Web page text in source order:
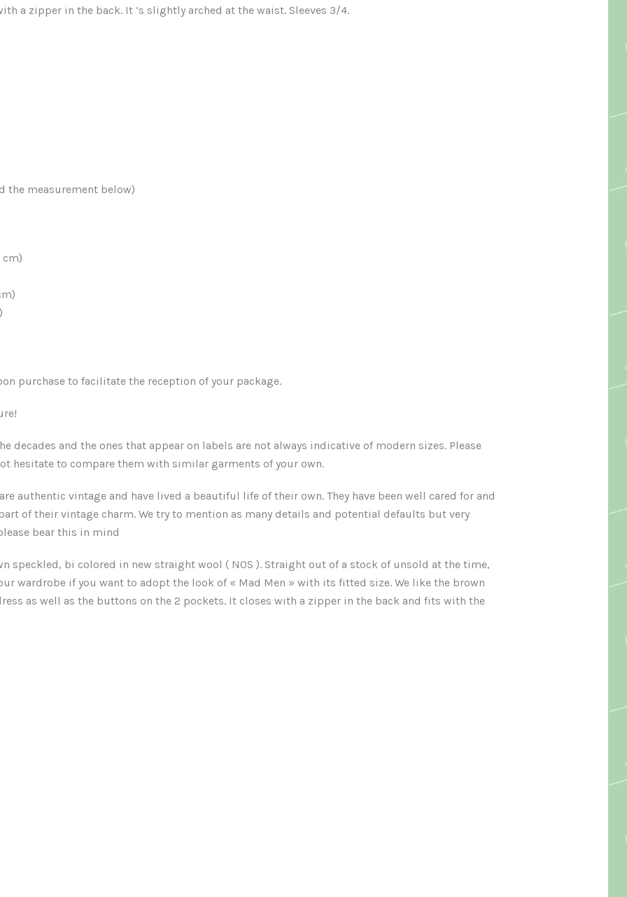
a zipper in the back. It ‘s slightly arched at the waist. Sleeves 3/4.
the measurement below)
cm)
purchase to facilitate the reception of your package.
decades and the ones that appear on labels are not always indicative of modern sizes. Please
hesitate to compare them with similar garments of your own.
authentic vintage and have lived a beautiful life of their own. They have been well cared for and
of their vintage charm. We try to mention as many details and potential defaults but very
bear this in mind
speckled, bi colored in new straight wool ( NOS ). Straight out of a stock of unsold at the time,
wardrobe if you want to adopt the look of « Mad Men » with its fitted size. We like the brown
as well as the buttons on the 2 pockets. It closes with a zipper in the back and fits with the